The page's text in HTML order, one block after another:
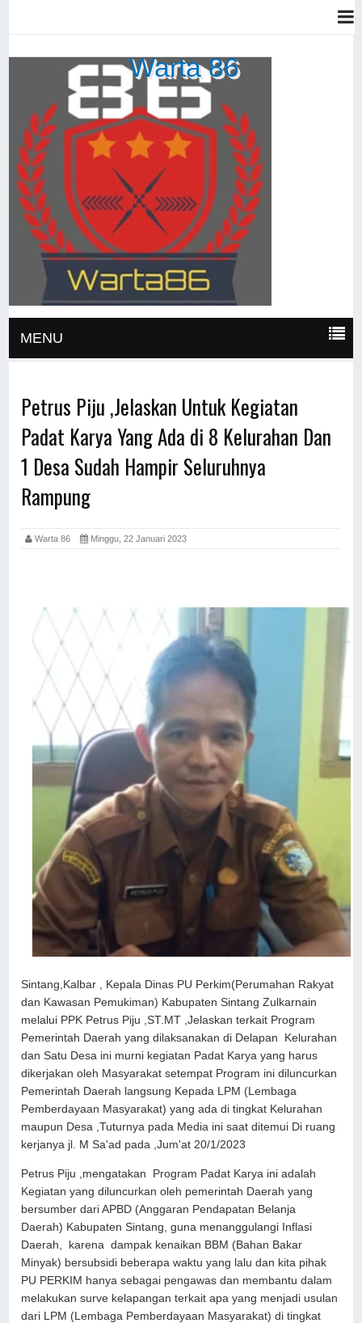
Warta 86
MENU
Petrus Piju ,Jelaskan Untuk Kegiatan
Padat Karya Yang Ada di 8 Kelurahan Dan
1 Desa Sudah Hampir Seluruhnya
Rampung
Warta 86 Minggu, 22 Januari 2023
Sintang,Kalbar , Kepala Dinas PU Perkim(Perumahan Rakyat
dan Kawasan Pemukiman) Kabupaten Sintang Zulkarnain
melalui PPK Petrus Piju ,ST.MT ,Jelaskan terkait Program
Pemerintah Daerah yang dilaksanakan di Delapan Kelurahan
dan Satu Desa ini murni kegiatan Padat Karya yang harus
dikerjakan oleh Masyarakat setempat Program ini diluncurkan
Pemerintah Daerah langsung Kepada LPM (Lembaga
Pemberdayaan Masyarakat) yang ada di tingkat Kelurahan
maupun Desa ,Tuturnya pada Media ini saat ditemui Di ruang
kerjanya jl. M Sa'ad pada ,Jum'at 20/1/2023
Petrus Piju ,mengatakan Program Padat Karya ini adalah
Kegiatan yang diluncurkan oleh pemerintah Daerah yang
bersumber dari APBD (Anggaran Pendapatan Belanja
Daerah) Kabupaten Sintang, guna menanggulangi Inflasi
Daerah, karena dampak kenaikan BBM (Bahan Bakar
Minyak) bersubsidi beberapa waktu yang lalu dan kita pihak
PU PERKIM hanya sebagai pengawas dan membantu dalam
melakukan surve kelapangan terkait apa yang menjadi usulan
dari LPM (Lembaga Pemberdayaan Masyarakat) di tingkat